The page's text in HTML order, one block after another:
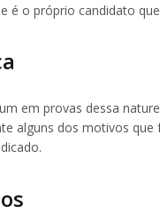
é o próprio candidato
em provas dessa
alguns dos motivos